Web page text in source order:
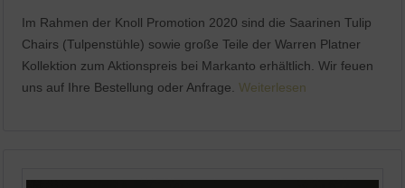
Im Rahmen der Knoll Promotion 2020 sind die Saarinen Tulip
Chairs (Tulpenstühle) sowie große Teile der Warren Platner
Kollektion zum Aktionspreis bei Markanto erhältlich. Wir feuen
uns auf Ihre Bestellung oder Anfrage.Weiterlesen